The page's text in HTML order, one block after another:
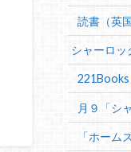
読書（英
シャーロッ
221Books
月９「シ
「ホーム